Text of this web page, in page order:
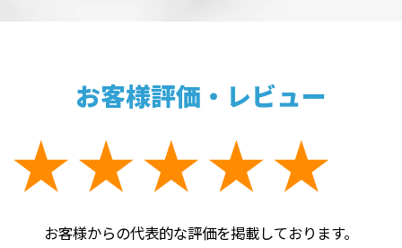
お客様評価・レビュー
お客様からの代表的な評価を掲載しております。